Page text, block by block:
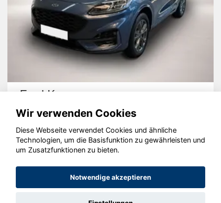
Ford Kuga
© konjunkturmotor.de GmbH 2020 - 2026
Wir verwenden Cookies
Diese Webseite verwendet Cookies und ähnliche
Technologien, um die Basisfunktion zu gewährleisten und
um Zusatzfunktionen zu bieten.
Notwendige akzeptieren